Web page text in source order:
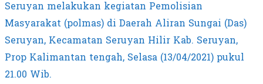
Seruyan melakukan kegiatan Pemolisian
Masyarakat (polmas) di Daerah Aliran Sungai (Das)
Seruyan, Kecamatan Seruyan Hilir Kab. Seruyan,
Prop Kalimantan tengah, Selasa (13/04/2021) pukul
21.00 Wib.